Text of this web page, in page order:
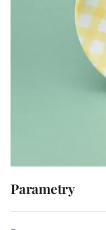
Parametry